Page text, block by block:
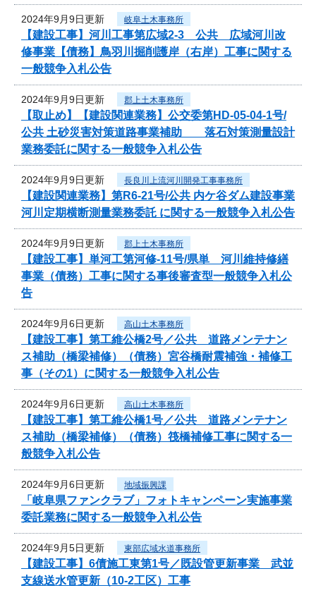
2024年9月9日更新 岐阜土木事務所
【建設工事】河川工事第広域2-3 公共 広域河川改
修事業【債務】鳥羽川掘削護岸（右岸）工事に関する
一般競争入札公告
2024年9月9日更新 郡上土木事務所
【取止め】【建設関連業務】公交委第HD-05-04-1号/
公共 土砂災害対策道路事業補助 落石対策測量設計
業務委託に関する一般競争入札公告
2024年9月9日更新 長良川上流河川開発工事事務所
【建設関連業務】第R6-21号/公共 内ケ谷ダム建設事業
河川定期横断測量業務委託 に関する一般競争入札公告
2024年9月9日更新 郡上土木事務所
【建設工事】単河工第河修-11号/県単 河川維持修繕
事業（債務）工事に関する事後審査型一般競争入札公
告
2024年9月6日更新 高山土木事務所
【建設工事】第工維公橋2号／公共 道路メンテナン
ス補助（橋梁補修）（債務）宮谷橋耐震補強・補修工
事（その1）に関する一般競争入札公告
2024年9月6日更新 高山土木事務所
【建設工事】第工維公橋1号／公共 道路メンテナン
ス補助（橋梁補修）（債務）筏橋補修工事に関する一
般競争入札公告
2024年9月6日更新 地域振興課
「岐阜県ファンクラブ」フォトキャンペーン実施事業
委託業務に関する一般競争入札公告
2024年9月5日更新 東部広域水道事務所
【建設工事】6債施工東第1号／既設管更新事業 武並
支線送水管更新（10-2工区）工事